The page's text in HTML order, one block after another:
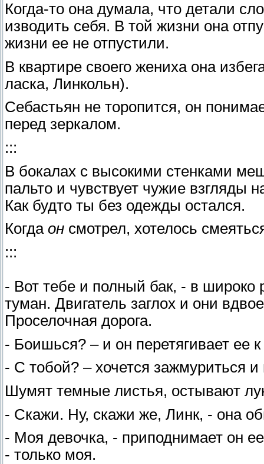
Когда-то она думала, что детали
изводить себя. В той жизни она
жизни ее не отпустили.
В квартире своего жениха она
ласка, Линкольн).
Себастьян не торопится, он
перед зеркалом.
:::
В бокалах с высокими стенками
пальто и чувствует чужие взгляды
Как будто ты без одежды остался.
Когда он смотрел, хотелось
:::
- Вот тебе и полный бак, - в широко
туман. Двигатель заглох и они
Проселочная дорога.
- Боишься? – и он перетягивает ее
- С тобой? – хочется зажмуриться
Шумят темные листья, остывают
- Скажи. Ну, скажи же, Линк, - она
- Моя девочка, - приподнимает он
- только моя.